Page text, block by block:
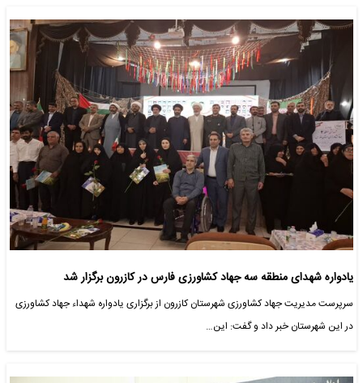
یادواره شهدای منطقه سه جهاد کشاورزی فارس در کازرون برگزار شد
سرپرست مدیریت جهاد کشاورزی شهرستان کازرون از برگزاری یادواره شهداء جهاد کشاورزی
در این شهرستان خبر داد و گفت: این…